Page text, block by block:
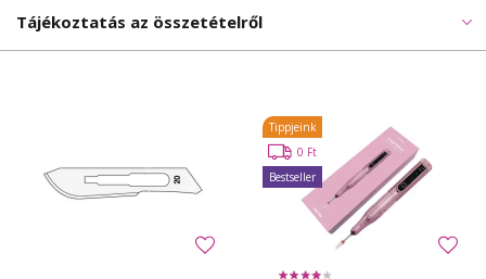
Tájékoztatás az összetételről
Tippjeink
0 Ft
Bestseller